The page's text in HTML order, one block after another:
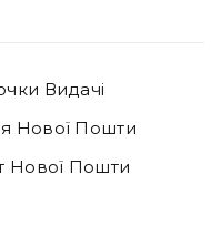
Видачі
Нової Пошти
Нової Пошти